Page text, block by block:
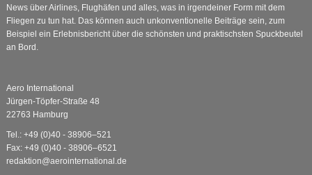
News über Airlines, Flughäfen und alles, was in irgendeiner Form mit dem
Fliegen zu tun hat. Das können auch unkonventionelle Beiträge sein, zum
Beispiel ein Erlebnisbericht über die schönsten und praktischsten Spuckbeutel
an Bord.
Aero International
Jürgen-Töpfer-Straße 48
22763 Hamburg
Tel.: +49 (0)40 - 38906–521
Fax: +49 (0)40 - 38906–6521
redaktion@aerointernational.de